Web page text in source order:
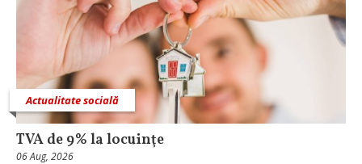
Actualitate socială
TVA de 9% la locuinţe
06 Aug, 2026